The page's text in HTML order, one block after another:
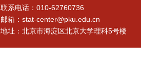
联系电话：010-62760736
邮箱：stat-center@pku.edu.cn
地址：北京市海淀区北京大学理科5号楼